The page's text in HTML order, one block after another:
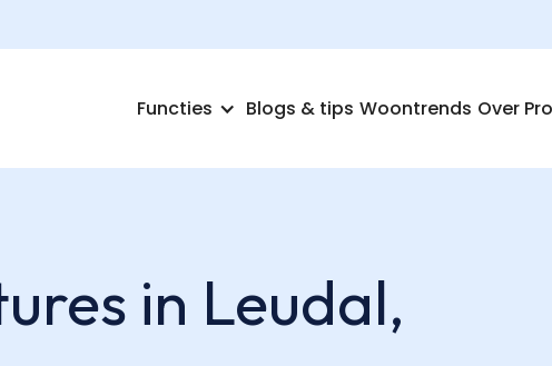
Functies Blogs & tips Woontrends Over
in Leudal,